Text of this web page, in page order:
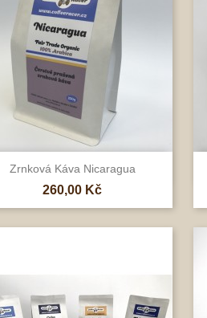
Zrnková Káva Nicaragua
Cena
260,00 Kč
Rychlý náhled